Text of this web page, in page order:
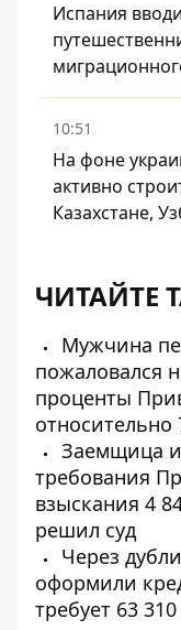
Испания
10:51
На фоне
активно
Казахстане,
ЧИТАЙТЕ
Мужчина
пожаловался
проценты
относительно
Заемщица
требования
взыскания 4
решил суд
Через
оформили
требует 63